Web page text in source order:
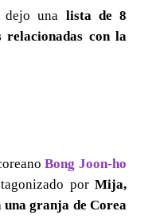
una lista de 8
relacionadas con la
Bong Joon-ho
porMija,
una granja de Corea